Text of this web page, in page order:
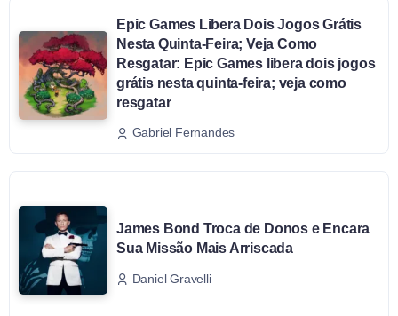
Epic Games Libera Dois Jogos Grátis
Nesta Quinta-Feira; Veja Como
Resgatar: Epic Games libera dois jogos
grátis nesta quinta-feira; veja como
resgatar
Gabriel Fernandes
James Bond Troca de Donos e Encara
Sua Missão Mais Arriscada
Daniel Gravelli